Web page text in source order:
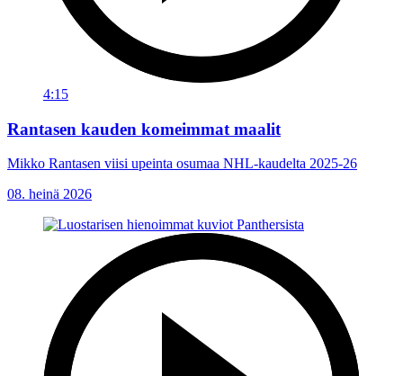
4:15
Rantasen kauden komeimmat maalit
Mikko Rantasen viisi upeinta osumaa NHL-kaudelta 2025-26
08. heinä 2026